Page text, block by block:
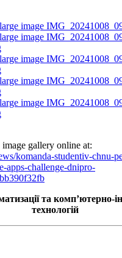
gallery online at:
komanda-studentiv-chnu-
apps-challenge-dnipro-
та комп’ютерно-
технологій